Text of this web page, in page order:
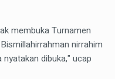
membuka Turnamen
nirrahim
dibuka," ucap